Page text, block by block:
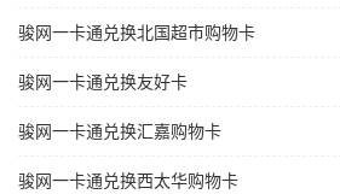
骏网一卡通兑换北国超市购物卡
骏网一卡通兑换友好卡
骏网一卡通兑换汇嘉购物卡
骏网一卡通兑换西太华购物卡